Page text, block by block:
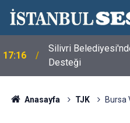
17:16
Silivri
Desteği
Anasayfa TJK Bursa